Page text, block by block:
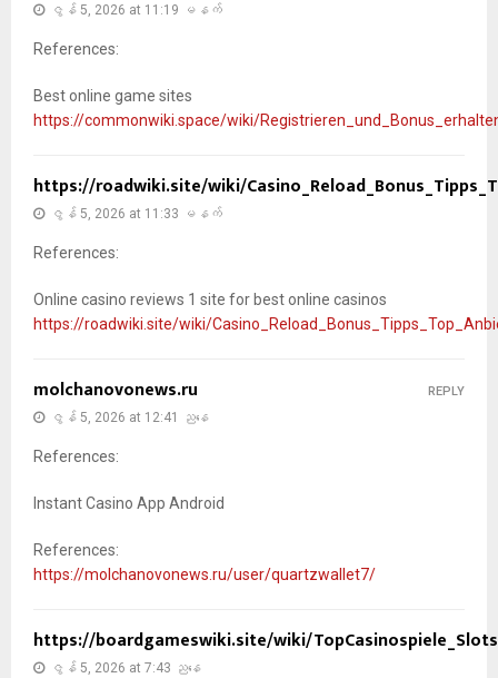
ဇွန် 5, 2026 at 11:19 မနက်
References:
Best online game sites
https://commonwiki.space/wiki/
https://roadwiki.site/wiki/
ဇွန် 5, 2026 at 11:33 မနက်
References:
Online casino reviews 1 site for best online casinos
https://roadwiki.site/wiki/
molchanovonews.ru
ဇွန် 5, 2026 at 12:41 ညနေ
References:
Instant Casino App Android
References:
https://molchanovonews.ru/user/quartzwallet7/
REPLY
https://boardgameswiki.site/wiki/
ဇွန် 5, 2026 at 7:43 ညနေ